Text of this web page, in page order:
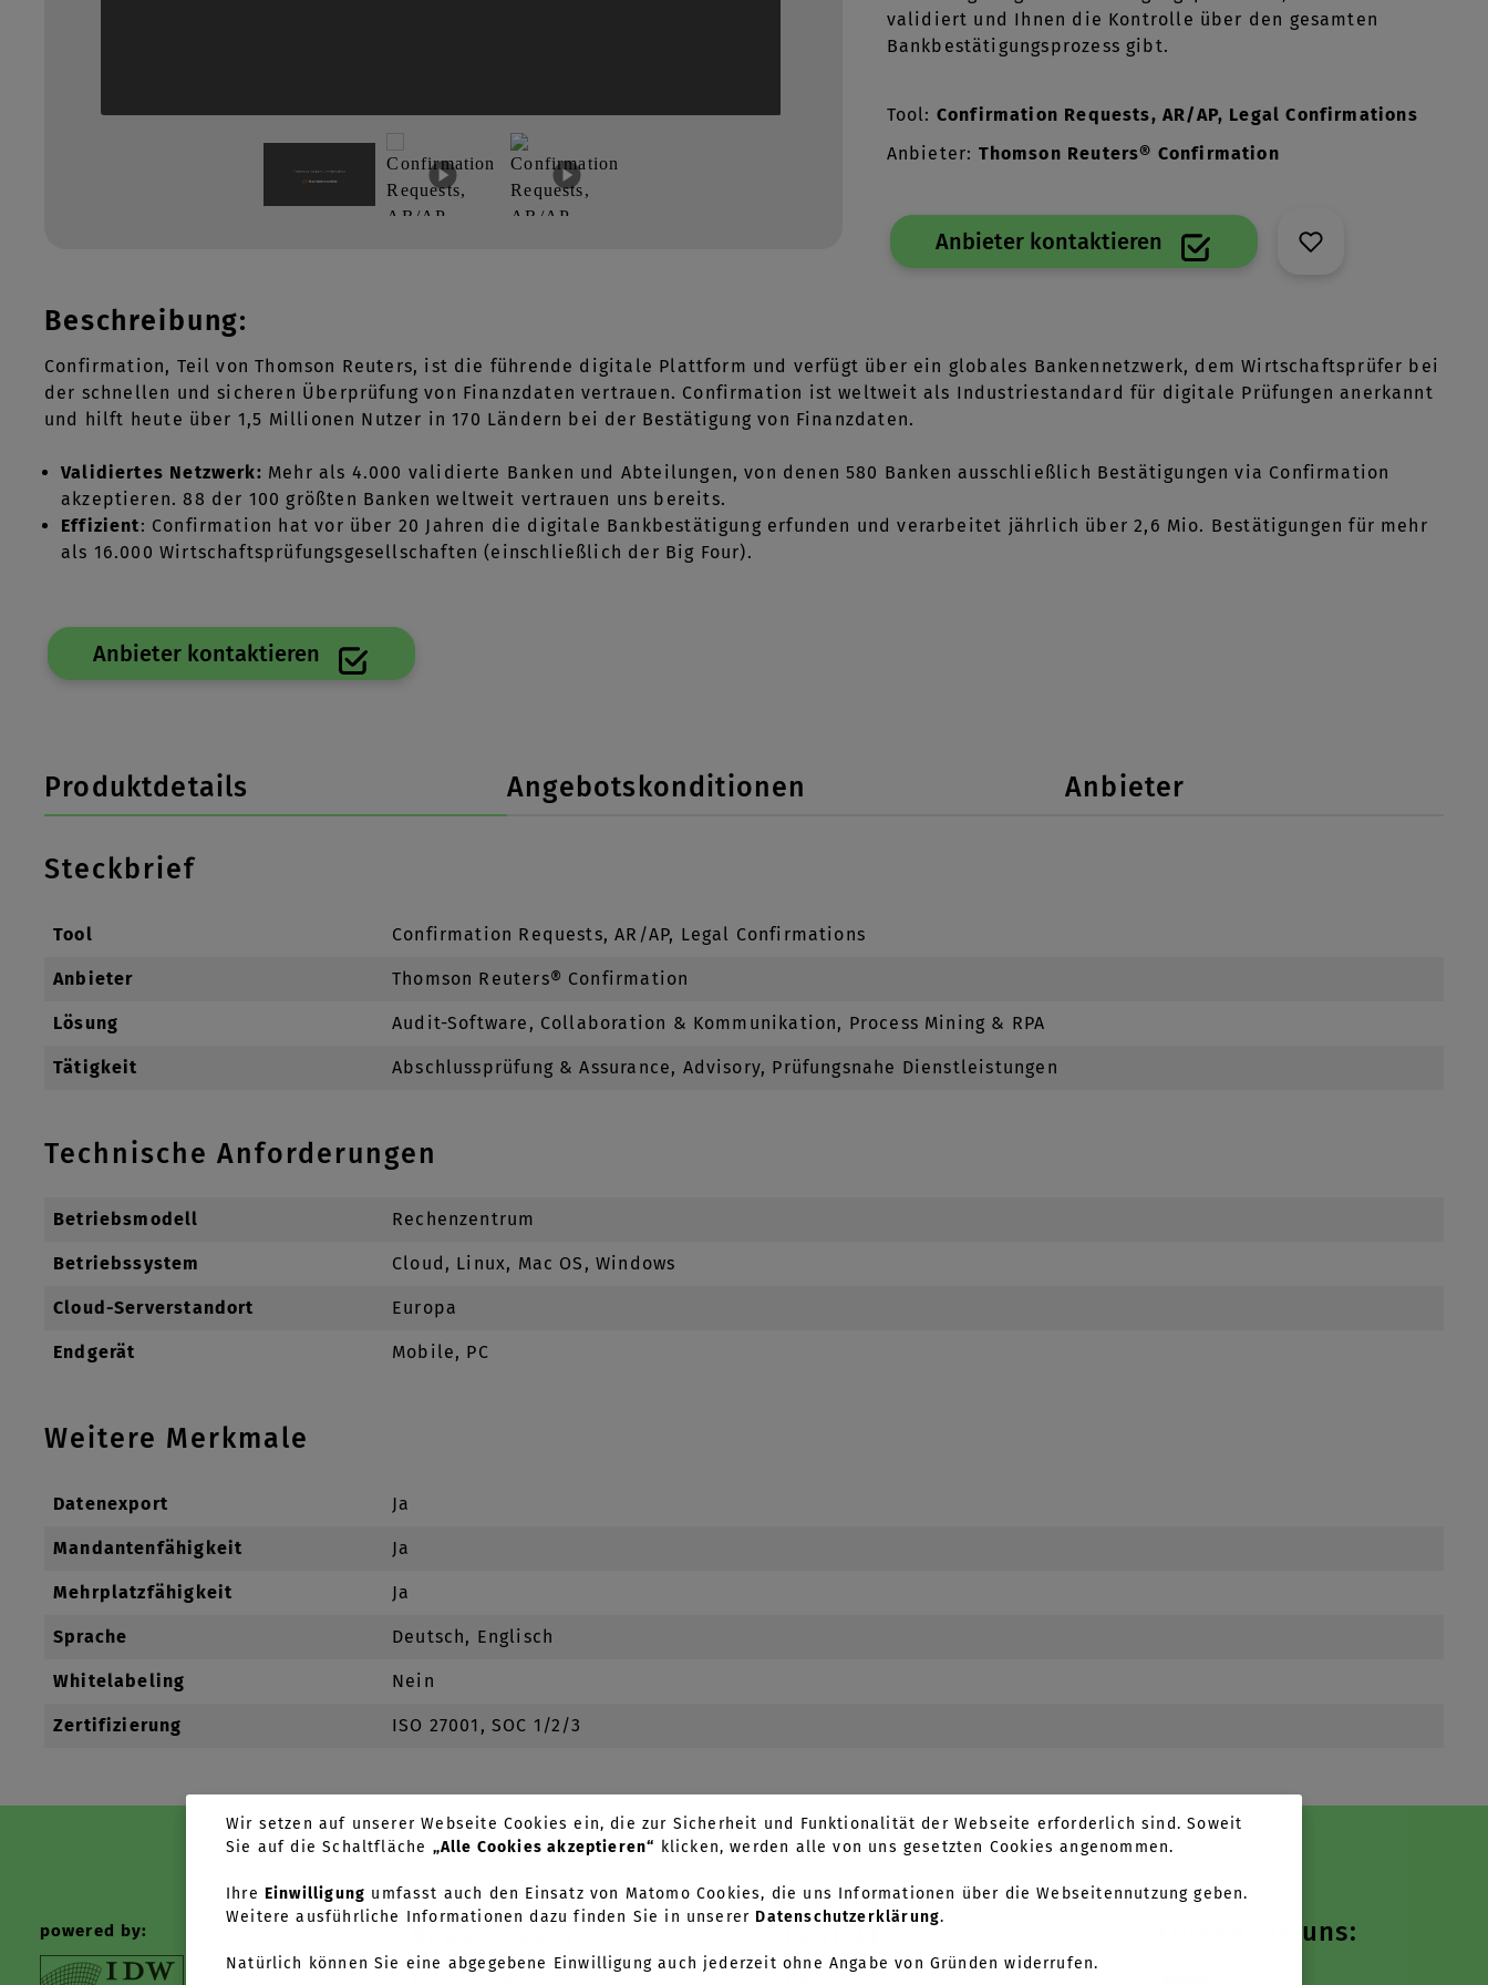
validiert und Ihnen die Kontrolle über den gesamten
Bankbestätigungsprozess gibt.
Tool: Confirmation Requests, AR/AP, Legal Confirmations
Anbieter: Thomson Reuters® Confirmation
Anbieter kontaktieren
Beschreibung:
Confirmation, Teil von Thomson Reuters, ist die führende digitale Plattform und verfügt über ein globales Bankennetzwerk, dem Wirtschaftsprüfer bei
der schnellen und sicheren Überprüfung von Finanzdaten vertrauen. Confirmation ist weltweit als Industriestandard für digitale Prüfungen anerkannt
und hilft heute über 1,5 Millionen Nutzer in 170 Ländern bei der Bestätigung von Finanzdaten.
Validiertes Netzwerk: Mehr als 4.000 validierte Banken und Abteilungen, von denen 580 Banken ausschließlich Bestätigungen via Confirmation
akzeptieren. 88 der 100 größten Banken weltweit vertrauen uns bereits.
Effizient: Confirmation hat vor über 20 Jahren die digitale Bankbestätigung erfunden und verarbeitet jährlich über 2,6 Mio. Bestätigungen für mehr
als 16.000 Wirtschaftsprüfungsgesellschaften (einschließlich der Big Four).
Anbieter kontaktieren
Produktdetails Angebotskonditionen Anbieter
Steckbrief
Tool Confirmation Requests, AR/AP, Legal Confirmations
Anbieter Thomson Reuters® Confirmation
Lösung Audit-Software, Collaboration & Kommunikation, Process Mining & RPA
Tätigkeit Abschlussprüfung & Assurance, Advisory, Prüfungsnahe Dienstleistungen
Technische Anforderungen
Betriebsmodell Rechenzentrum
Betriebssystem Cloud, Linux, Mac OS, Windows
Cloud-Serverstandort Europa
Endgerät Mobile, PC
Weitere Merkmale
Datenexport Ja
Mandantenfähigkeit Ja
Mehrplatzfähigkeit Ja
Sprache Deutsch, Englisch
Whitelabeling Nein
Zertifizierung ISO 27001, SOC 1/2/3
Folgen Sie uns:
powered by:
Wir setzen auf unserer Webseite Cookies ein, die zur Sicherheit und Funktionalität der Webseite erforderlich sind. Soweit
Sie auf die Schaltfläche „Alle Cookies akzeptieren“ klicken, werden alle von uns gesetzten Cookies angenommen.
Ihre Einwilligung umfasst auch den Einsatz von Matomo Cookies, die uns Informationen über die Webseitennutzung geben.
Weitere ausführliche Informationen dazu finden Sie in unserer Datenschutzerklärung.
Natürlich können Sie eine abgegebene Einwilligung auch jederzeit ohne Angabe von Gründen widerrufen.